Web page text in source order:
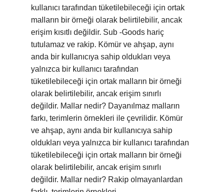
kullanıcı tarafından tüketilebileceği için ortak
malların bir örneği olarak belirtilebilir, ancak
erişim kısıtlı değildir. Sub -Goods hariç
tutulamaz ve rakip. Kömür ve ahşap, aynı
anda bir kullanıcıya sahip oldukları veya
yalnızca bir kullanıcı tarafından
tüketilebileceği için ortak malların bir örneği
olarak belirtilebilir, ancak erişim sınırlı
değildir. Mallar nedir? Dayanılmaz malların
farkı, terimlerin örnekleri ile çevrilidir. Kömür
ve ahşap, aynı anda bir kullanıcıya sahip
oldukları veya yalnızca bir kullanıcı tarafından
tüketilebileceği için ortak malların bir örneği
olarak belirtilebilir, ancak erişim sınırlı
değildir. Mallar nedir? Rakip olmayanlardan